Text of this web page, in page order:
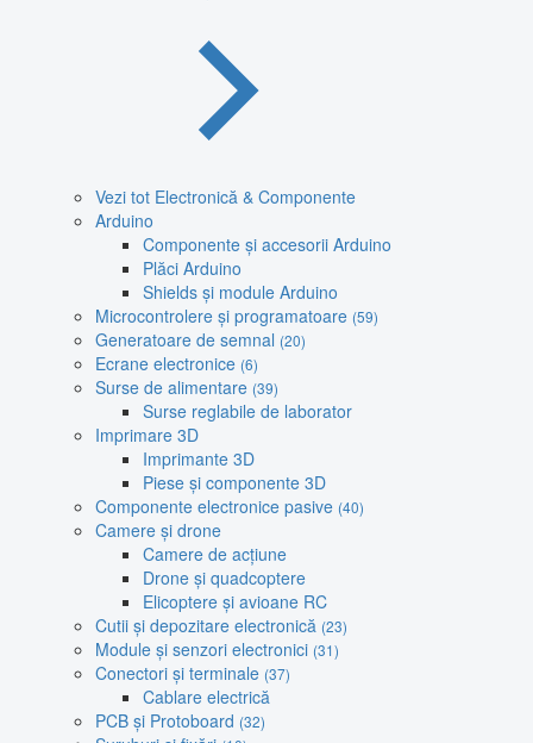
Vezi tot Electronică & Componente
Arduino
Componente și accesorii Arduino
Plăci Arduino
Shields și module Arduino
Microcontrolere și programatoare (59)
Generatoare de semnal (20)
Ecrane electronice (6)
Surse de alimentare (39)
Surse reglabile de laborator
Imprimare 3D
Imprimante 3D
Piese și componente 3D
Componente electronice pasive (40)
Camere și drone
Camere de acțiune
Drone și quadcoptere
Elicoptere și avioane RC
Cutii și depozitare electronică (23)
Module și senzori electronici (31)
Conectori și terminale (37)
Cablare electrică
PCB și Protoboard (32)